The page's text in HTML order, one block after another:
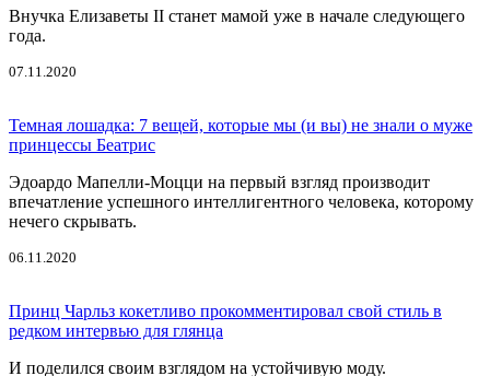
Внучка Елизаветы II станет мамой уже в начале следующего
года.
07.11.2020
Темная лошадка: 7 вещей, которые мы (и вы) не знали о муже
принцессы Беатрис
Эдоардо Мапелли-Моцци на первый взгляд производит
впечатление успешного интеллигентного человека, которому
нечего скрывать.
06.11.2020
Принц Чарльз кокетливо прокомментировал свой стиль в
редком интервью для глянца
И поделился своим взглядом на устойчивую моду.